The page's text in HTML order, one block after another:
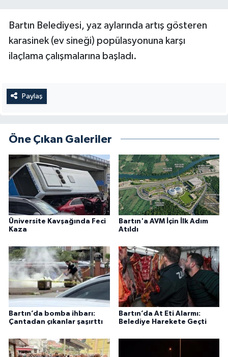
Bartın Belediyesi, yaz aylarında artış gösteren
karasinek (ev sineği) popülasyonuna karşı
ilaçlama çalışmalarına başladı.
Paylaş
Öne Çıkan Galeriler
Üniversite Kavşağında Feci
Kaza
Bartın'a AVM İçin İlk Adım
Atıldı
Bartın’da bomba ihbarı:
Çantadan çıkanlar şaşırttı
Bartın’da At Eti Alarmı:
Belediye Harekete Geçti